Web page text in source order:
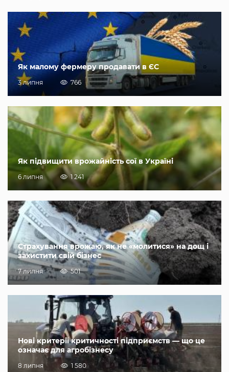
Як малому фермеру продавати в ЄС
3 липня 766
Як підвищити врожайність сої в Україні
6 липня 1 241
Страхування врожаю, як не «молитися» на дощ і
захистити свій бізнес
7 липня 501
Нові критерії критичності підприємств — що це
означає для агробізнесу
8 липня 1 580